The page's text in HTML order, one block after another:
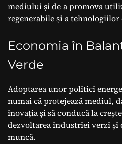
mediului și de a promova
regenerabile și a tehnologiilor
Economia în
Verde
Adoptarea unor politici
numai că protejează mediul,
inovația și să conducă la
dezvoltarea industriei verzi și
muncă.